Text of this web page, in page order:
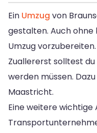
Ein Umzug von
gestalten. Auch ohne
Umzug vorzubereiten.
Zuallererst solltest
werden müssen.
Maastricht.
Eine weitere